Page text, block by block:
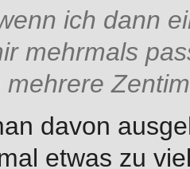
ich dann
mehrmals
mehrere
davon
etwas zu